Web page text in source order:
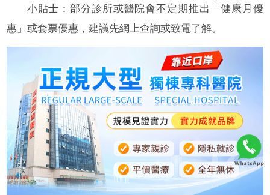
小貼士：部分診所或醫院會不定期推出「健康月優
惠」或套票優惠，建議先網上查詢或致電了解。